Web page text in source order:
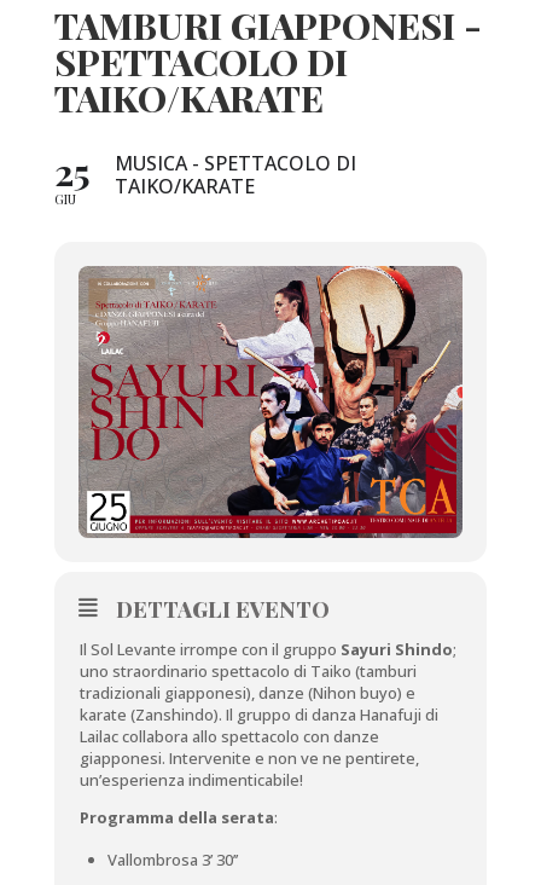
TAMBURI GIAPPONESI -
SPETTACOLO DI
TAIKO/KARATE
25
GIU
MUSICA - SPETTACOLO DI
TAIKO/KARATE
DETTAGLI EVENTO
Il Sol Levante irrompe con il gruppo Sayuri Shindo;
uno straordinario spettacolo di Taiko (tamburi
tradizionali giapponesi), danze (Nihon buyo) e
karate (Zanshindo). Il gruppo di danza Hanafuji di
Lailac collabora allo spettacolo con danze
giapponesi. Intervenite e non ve ne pentirete,
un’esperienza indimenticabile!
Programma della serata:
Vallombrosa 3’ 30’’